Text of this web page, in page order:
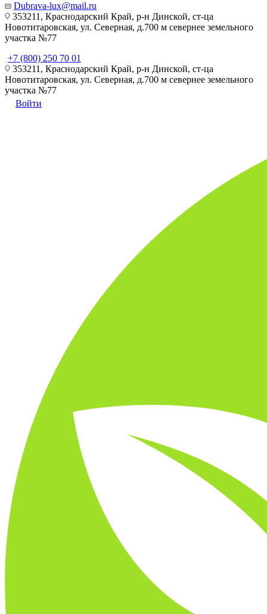
Dubrava-lux@mail.ru
353211, Краснодарский Край, р-н Динской, ст-ца
Новотитаровская, ул. Северная, д.700 м севернее земельного
участка №77
+7 (800) 250 70 01
353211, Краснодарский Край, р-н Динской, ст-ца
Новотитаровская, ул. Северная, д.700 м севернее земельного
участка №77
Войти